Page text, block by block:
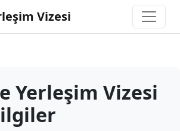
Vizesi
Yerleşim Vizesi